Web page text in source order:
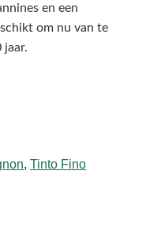
en een
om nu van te
jaar.
, Tinto Fino